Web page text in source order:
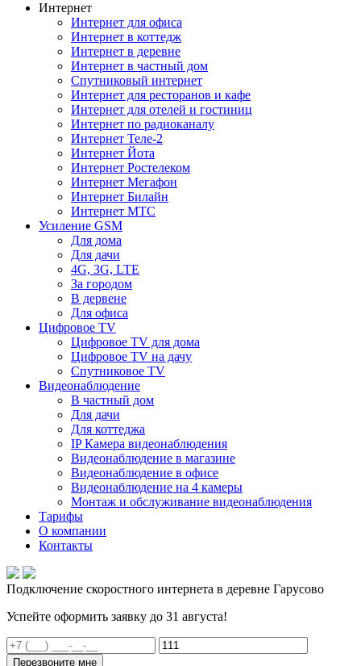
Интернет
Интернет для офиса
Интернет в коттедж
Интернет в деревне
Интернет в частный дом
Спутниковый интернет
Интернет для ресторанов и кафе
Интернет для отелей и гостиниц
Интернет по радиоканалу
Интернет Теле-2
Интернет Йота
Интернет Ростелеком
Интернет Мегафон
Интернет Билайн
Интернет МТС
Усиление GSM
Для дома
Для дачи
4G, 3G, LTE
За городом
В дервене
Для офиса
Цифровое TV
Цифровое TV для дома
Цифровое TV на дачу
Спутниковое TV
Видеонаблюдение
В частный дом
Для дачи
Для коттеджа
IP Камера видеонаблюдения
Видеонаблюдение в магазине
Видеонаблюдение в офисе
Видеонаблюдение на 4 камеры
Монтаж и обслуживание видеонаблюдения
Тарифы
О компании
Контакты
Подключение скоростного интернета в деревне Гарусово
Успейте оформить заявку до 31 августа!
Перезвоните мне